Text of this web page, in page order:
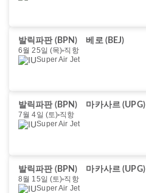
발릭파판 (BPN)
베로 (BEJ)
6월 25일 (목) 직항
Super Air Jet
발릭파판 (BPN)
마카사르 (UPG)
7월 4일 (토) 직항
Super Air Jet
발릭파판 (BPN)
마카사르 (UPG)
8월 15일 (토) 직항
Super Air Jet